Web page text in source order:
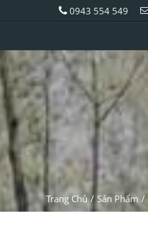
0943 554 549
Trang Chủ Sản Phẩm